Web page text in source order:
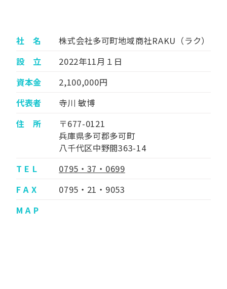
社 名
株式会社多可町地域商社RAKU（ラク）
設 立
2022年11月１日
資本金
2,100,000円
代表者
寺川 敏博
住 所
〒677-0121
兵庫県多可郡多可町
八千代区中野間363-14
T E L
0795・37・0699
F A X
0795・21・9053
M A P